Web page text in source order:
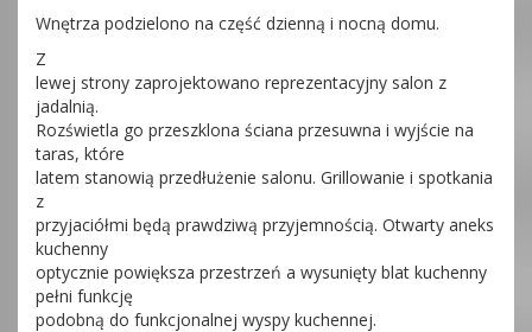
Wnętrza podzielono na część dzienną i nocną domu.
Z
lewej strony zaprojektowano reprezentacyjny salon z
jadalnią.
Rozświetla go przeszklona ściana przesuwna i wyjście na
taras, które
latem stanowią przedłużenie salonu. Grillowanie i spotkania
z
przyjaciółmi będą prawdziwą przyjemnością. Otwarty aneks
kuchenny
optycznie powiększa przestrzeń a wysunięty blat kuchenny
pełni funkcję
podobną do funkcjonalnej wyspy kuchennej.